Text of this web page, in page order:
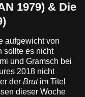
1979) & Die
aufgewicht von
sollte es nicht
und Gramsch bei
2018 nicht
der Brutim Titel
dieser Woche